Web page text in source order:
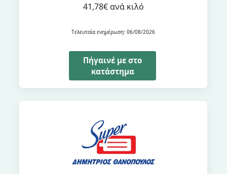
41,78€ ανά κιλό
Τελευταία ενημέρωση: 06/08/2026
Πήγαινέ με στο
κατάστημα